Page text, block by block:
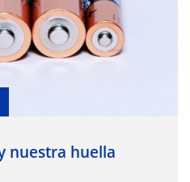
nuestra huella